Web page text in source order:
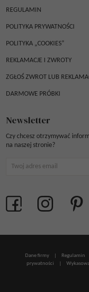
REGULAMIN
POLITYKA PRYWATNOŚCI
POLITYKA „COOKIES”
REKLAMACJE I ZWROTY
ZGŁOŚ ZWROT LUB
DARMOWE PRÓBKI
Newsletter
Czy chcesz otrzymywać
na naszej stronie?
Dane firmy Regulamin
prywatności